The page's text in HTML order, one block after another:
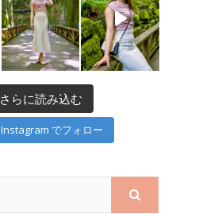
さらに読み込む
Instagram でフォロー